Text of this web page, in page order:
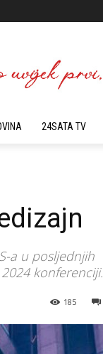
24SATA TV
a u posljednjih
konferenciji.
185